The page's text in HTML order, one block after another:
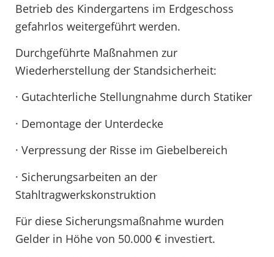
Betrieb des Kindergartens im Erdgeschoss
gefahrlos weitergeführt werden.
Durchgeführte Maßnahmen zur
Wiederherstellung der Standsicherheit:
· Gutachterliche Stellungnahme durch Statiker
· Demontage der Unterdecke
· Verpressung der Risse im Giebelbereich
· Sicherungsarbeiten an der
Stahltragwerkskonstruktion
Für diese Sicherungsmaßnahme wurden
Gelder in Höhe von 50.000 € investiert.